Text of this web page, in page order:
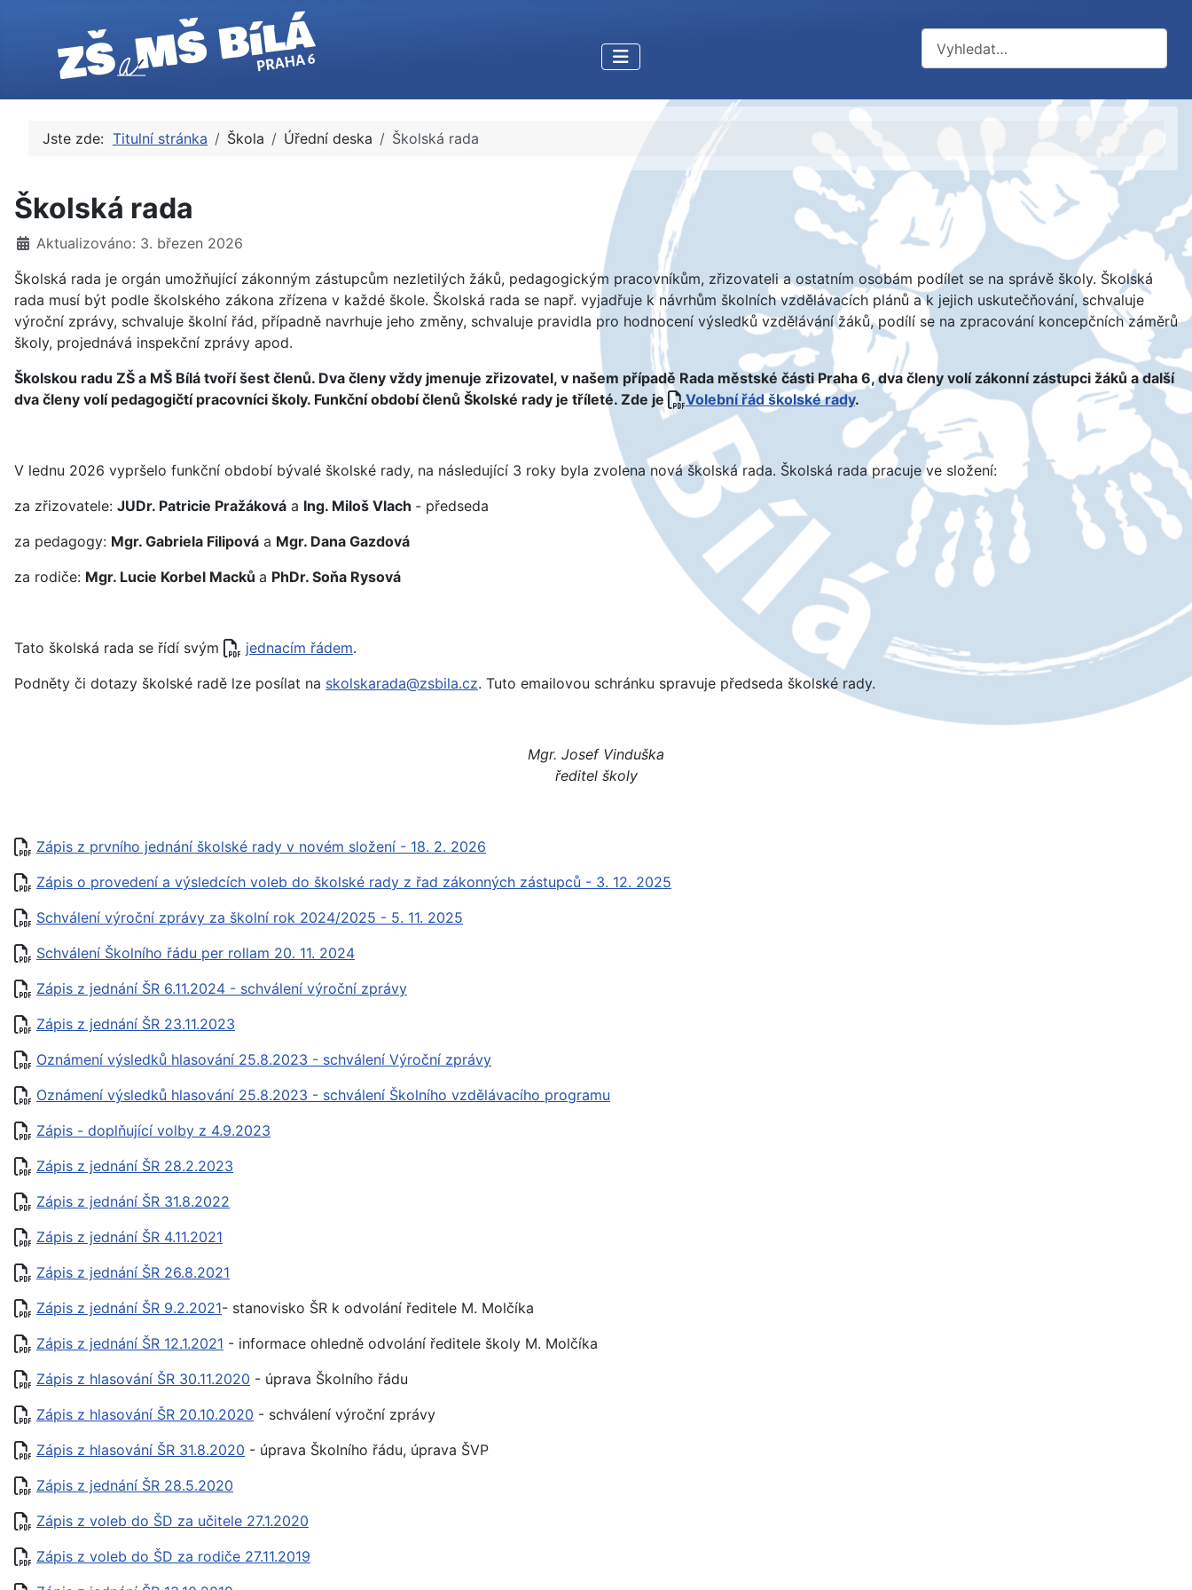
Jste zde: Titulní stránka Škola Úřední deska Školská rada
Školská rada
Základní údaje
Aktualizováno: 3. březen 2026
Školská rada je orgán umožňující zákonným zástupcům nezletilých žáků, pedagogickým pracovníkům, zřizovateli a ostatním osobám podílet se na správě školy. Školská
rada musí být podle školského zákona zřízena v každé škole. Školská rada se např. vyjadřuje k návrhům školních vzdělávacích plánů a k jejich uskutečňování, schvaluje
výroční zprávy, schvaluje školní řád, případně navrhuje jeho změny, schvaluje pravidla pro hodnocení výsledků vzdělávání žáků, podílí se na zpracování koncepčních záměrů
školy, projednává inspekční zprávy apod.
Školskou radu ZŠ a MŠ Bílá tvoří šest členů. Dva členy vždy jmenuje zřizovatel, v našem případě Rada městské části Praha 6, dva členy volí zákonní zástupci žáků a další
dva členy volí pedagogičtí pracovníci školy. Funkční období členů Školské rady je tříleté. Zde je
Volební řád školské rady.
V lednu 2026 vypršelo funkční období bývalé školské rady, na následující 3 roky byla zvolena nová školská rada. Školská rada pracuje ve složení:
za zřizovatele: JUDr. Patricie Pražáková a Ing. Miloš Vlach - předseda
za pedagogy: Mgr. Gabriela Filipová a Mgr. Dana Gazdová
za rodiče: Mgr. Lucie Korbel Macků a PhDr. Soňa Rysová
Tato školská rada se řídí svým jednacím řádem.
Podněty či dotazy školské radě lze posílat na skolskarada@zsbila.cz. Tuto emailovou schránku spravuje předseda školské rady.
Mgr. Josef Vinduška
ředitel školy
Zápis z prvního jednání školské rady v novém složení - 18. 2. 2026
Zápis o provedení a výsledcích voleb do školské rady z řad zákonných zástupců - 3. 12. 2025
Schválení výroční zprávy za školní rok 2024/2025 - 5. 11. 2025
Schválení Školního řádu per rollam 20. 11. 2024
Zápis z jednání ŠR 6.11.2024 - schválení výroční zprávy
Zápis z jednání ŠR 23.11.2023
Oznámení výsledků hlasování 25.8.2023 - schválení Výroční zprávy
Oznámení výsledků hlasování 25.8.2023 - schválení Školního vzdělávacího programu
Zápis - doplňující volby z 4.9.2023
Zápis z jednání ŠR 28.2.2023
Zápis z jednání ŠR 31.8.2022
Zápis z jednání ŠR 4.11.2021
Zápis z jednání ŠR 26.8.2021
Zápis z jednání ŠR 9.2.2021- stanovisko ŠR k odvolání ředitele M. Molčíka
Zápis z jednání ŠR 12.1.2021 - informace ohledně odvolání ředitele školy M. Molčíka
Zápis z hlasování ŠR 30.11.2020 - úprava Školního řádu
Zápis z hlasování ŠR 20.10.2020 - schválení výroční zprávy
Zápis z hlasování ŠR 31.8.2020 - úprava Školního řádu, úprava ŠVP
Zápis z jednání ŠR 28.5.2020
Zápis z voleb do ŠD za učitele 27.1.2020
Zápis z voleb do ŠD za rodiče 27.11.2019